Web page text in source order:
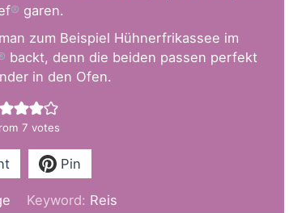
® garen.
zum Beispiel Hühnerfrikassee im
backt, denn die beiden passen perfekt
in den Ofen.
7 votes
Pin
Keyword: Reis